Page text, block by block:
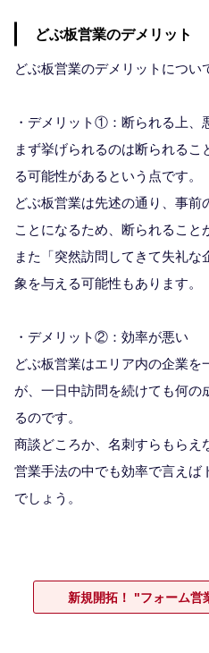
どぶ板営業のデメリット
どぶ板営業のデメリットについ
・デメリット①：断られる上、
まず挙げられるのは断られるこ
る可能性があるという点です。
どぶ板営業は先述の通り、事前
ことになるため、断られること
また「突然訪問してきて失礼
象を与える可能性もあります。
・デメリット②：効率が悪い
どぶ板営業はエリア内の企業
が、一日中訪問を続けても何の
るのです。
商談どころか、名刺すらもらえ
営業手法の中でも効率で言えば
でしょう。
新規開拓！ "フォーム